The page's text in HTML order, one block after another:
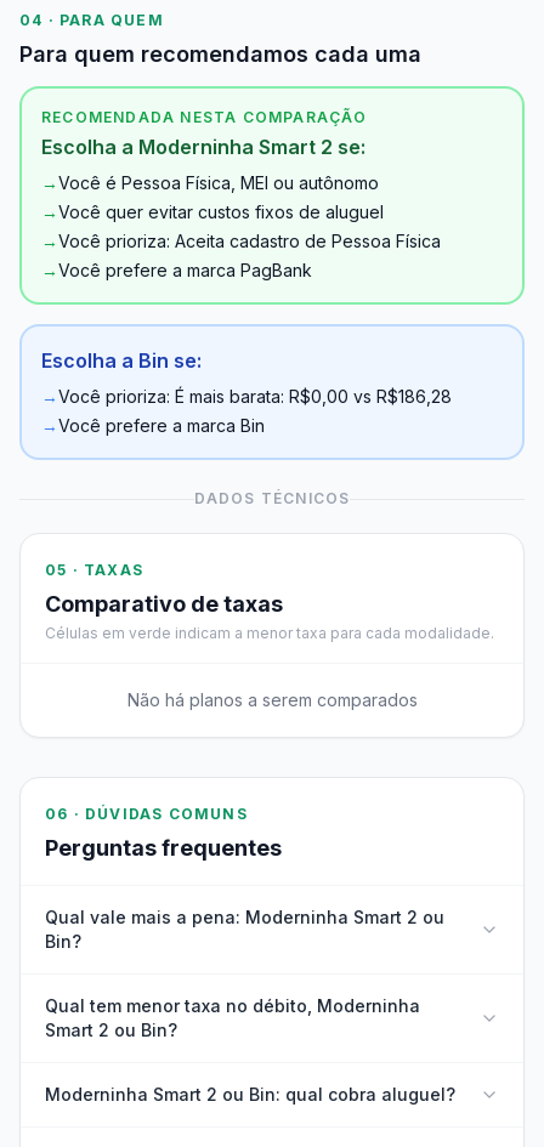
04 · PARA QUEM
Para quem recomendamos cada uma
RECOMENDADA NESTA COMPARAÇÃO
Escolha a Moderninha Smart 2 se:
→Você é Pessoa Física, MEI ou autônomo
→Você quer evitar custos fixos de aluguel
→Você prioriza: Aceita cadastro de Pessoa Física
→Você prefere a marca PagBank
Escolha a Bin se:
→Você prioriza: É mais barata: R$0,00 vs R$186,28
→Você prefere a marca Bin
DADOS TÉCNICOS
05 · TAXAS
Comparativo de taxas
Células em verde indicam a menor taxa para cada modalidade.
Não há planos a serem comparados
06 · DÚVIDAS COMUNS
Perguntas frequentes
Qual vale mais a pena: Moderninha Smart 2 ou
Bin?
Qual tem menor taxa no débito, Moderninha
Smart 2 ou Bin?
Moderninha Smart 2 ou Bin: qual cobra aluguel?